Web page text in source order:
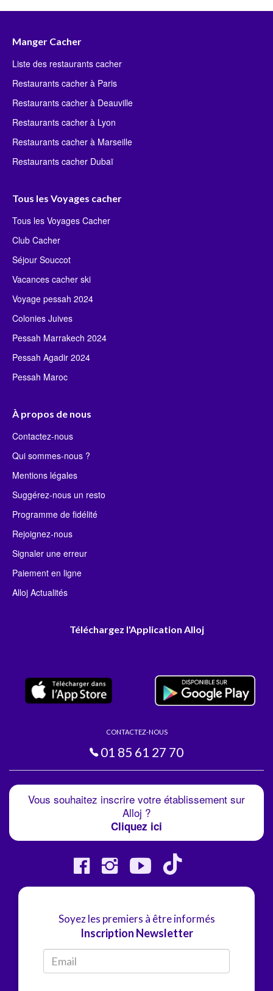
Manger Cacher
Liste des restaurants cacher
Restaurants cacher à Paris
Restaurants cacher à Deauville
Restaurants cacher à Lyon
Restaurants cacher à Marseille
Restaurants cacher Dubaï
Tous les Voyages cacher
Tous les Voyages Cacher
Club Cacher
Séjour Souccot
Vacances cacher ski
Voyage pessah 2024
Colonies Juives
Pessah Marrakech 2024
Pessah Agadir 2024
Pessah Maroc
À propos de nous
Contactez-nous
Qui sommes-nous ?
Mentions légales
Suggérez-nous un resto
Programme de fidélité
Rejoignez-nous
Signaler une erreur
Paiement en ligne
Alloj Actualités
Téléchargez l'Application Alloj
CONTACTEZ-NOUS
01 85 61 27 70
Vous souhaitez inscrire votre établissement sur
Alloj ?
Cliquez ici
Soyez les premiers à être informés
Inscription Newsletter